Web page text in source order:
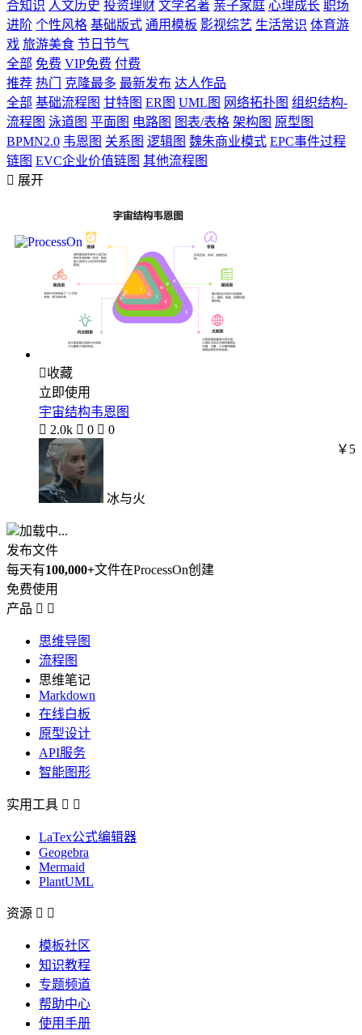
合知识 人文历史 投资理财 文学名著 亲子家庭 心理成长 职场
进阶 个性风格 基础版式 通用模板 影视综艺 生活常识 体育游
戏 旅游美食 节日节气
全部 免费 VIP免费 付费
推荐 热门 克隆最多 最新发布 达人作品
全部 基础流程图 甘特图 ER图 UML图 网络拓扑图 组织结构-
流程图 泳道图 平面图 电路图 图表/表格 架构图 原型图
BPMN2.0 韦恩图 关系图 逻辑图 魏朱商业模式 EPC事件过程
链图 EVC企业价值链图 其他流程图
 展开
收藏
立即使用
宇宙结构韦恩图
 2.0k  0  0
冰与火
￥5
加载中...
发布文件
每天有100,000+文件在ProcessOn创建
免费使用
产品  
思维导图
流程图
思维笔记
Markdown
在线白板
原型设计
API服务
智能图形
实用工具  
LaTex公式编辑器
Geogebra
Mermaid
PlantUML
资源  
模板社区
知识教程
专题频道
帮助中心
使用手册